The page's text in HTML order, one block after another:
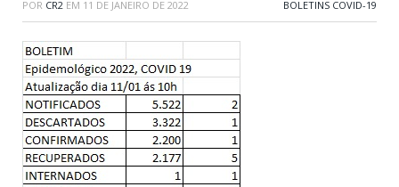
POR CR2 EM 11 DE JANEIRO DE 2022 BOLETINS COVID-19